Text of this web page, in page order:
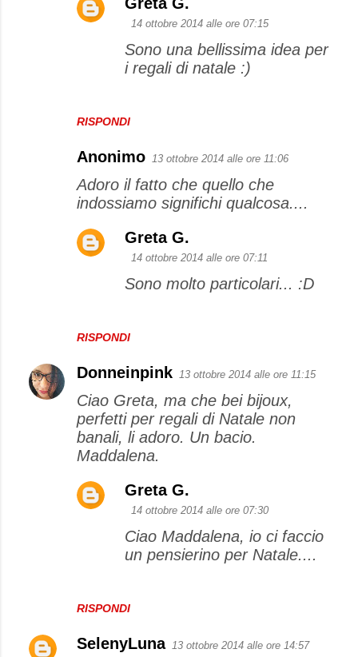
RISPONDI
14 ottobre 2014 alle ore 07:15
Sono una bellissima idea per
i regali di natale :)
Anonimo 13 ottobre 2014 alle ore 11:06
Adoro il fatto che quello che
indossiamo significhi qualcosa....
RISPONDI
Greta G.
14 ottobre 2014 alle ore 07:11
Sono molto particolari... :D
Donneinpink 13 ottobre 2014 alle ore 11:15
Ciao Greta, ma che bei bijoux,
perfetti per regali di Natale non
banali, li adoro. Un bacio.
Maddalena.
RISPONDI
Greta G.
14 ottobre 2014 alle ore 07:30
Ciao Maddalena, io ci faccio
un pensierino per Natale....
SelenyLuna 13 ottobre 2014 alle ore 14:57